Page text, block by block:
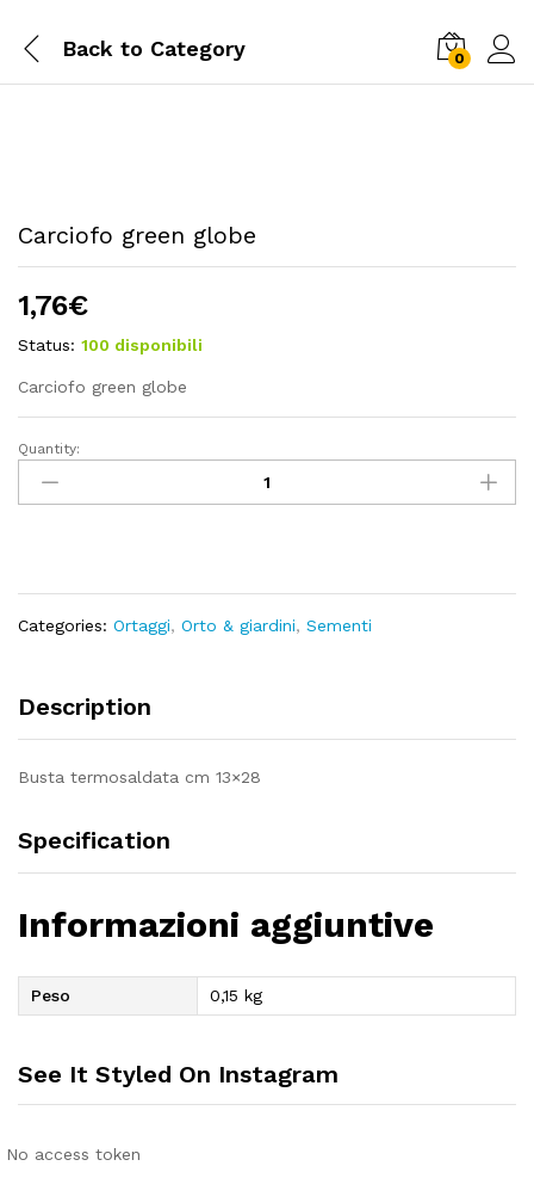
Back to Category 0
Carciofo green globe
1,76€
Status: 100 disponibili
Carciofo green globe
Carciofo
green
globe
Quantity:
Categories: Ortaggi, Orto & giardini, Sementi
Description
Busta termosaldata cm 13×28
Specification
Informazioni aggiuntive
Peso 0,15 kg
See It Styled On Instagram
No access token